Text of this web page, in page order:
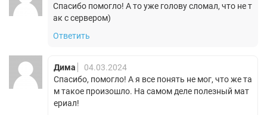
Спасибо помогло! А то уже голову сломал, что не т
ак с сервером)
Ответить
Дима
04.03.2024
Спасибо, помогло! А я все понять не мог, что же та
м такое произошло. На самом деле полезный мат
ериал!